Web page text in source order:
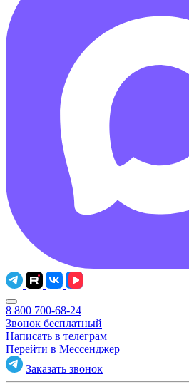
8 800 700-68-24
Звонок бесплатный
Написать в телеграм
Перейти в Мессенджер
Заказать звонок